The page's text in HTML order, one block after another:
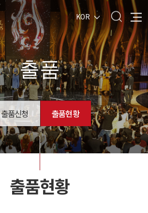
KOR
출품
출품신청 출품현황
출품현황